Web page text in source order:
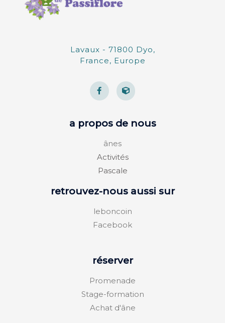
Lavaux - 71800 Dyo,
France, Europe
a propos de nous
ânes
Activités
Pascale
retrouvez-nous aussi sur
leboncoin
Facebook
réserver
Promenade
Stage-formation
Achat d'âne